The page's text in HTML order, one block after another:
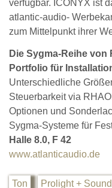
verfügbar. ICONYX ist
atlantic-audio-
zum Mittelpunkt ihrer
Die Sygma-Reihe
Portfolio für
Unterschiedliche
Steuerbarkeit via
Optionen und
Sygma-Systeme für
Halle 8.0, F 42
www.atlanticaudio.de
Ton Prolight +